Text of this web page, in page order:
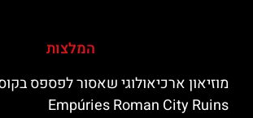
המלצות
מוזיאון ארכיאולוגי שאסור לפספס
Empúries Roman City Ruins